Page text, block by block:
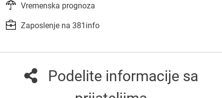
Vremenska prognoza
Zaposlenje na 381info
Podelite informacije sa